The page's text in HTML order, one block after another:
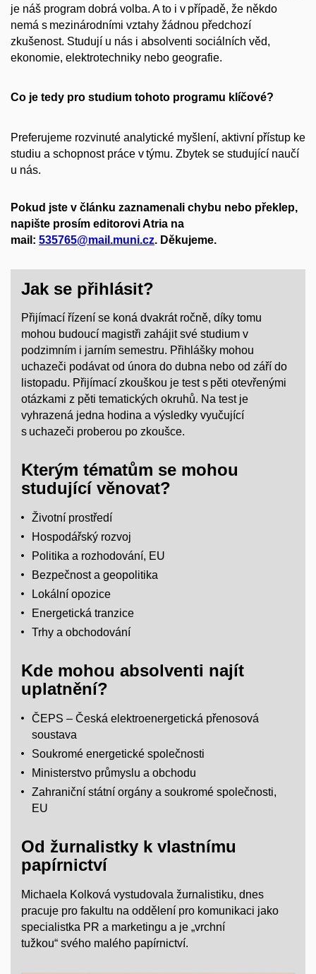
je náš program dobrá volba. A to i v případě, že někdo
nemá s mezinárodními vztahy žádnou předchozí
zkušenost. Studují u nás i absolventi sociálních věd,
ekonomie, elektrotechniky nebo geografie.
Co je tedy pro studium tohoto programu klíčové?
Preferujeme rozvinuté analytické myšlení, aktivní přístup ke
studiu a schopnost práce v týmu. Zbytek se studující naučí
u nás.
Pokud jste v článku zaznamenali chybu nebo překlep,
napište prosím editorovi Atria na
mail: 535765@mail.muni.cz. Děkujeme.
Jak se přihlásit?
Přijímací řízení se koná dvakrát ročně, díky tomu
mohou budoucí magistři zahájit své studium v
podzimním i jarním semestru. Přihlášky mohou
uchazeči podávat od února do dubna nebo od září do
listopadu. Přijímací zkouškou je test s pěti otevřenými
otázkami z pěti tematických okruhů. Na test je
vyhrazená jedna hodina a výsledky vyučující
s uchazeči proberou po zkoušce.
Kterým tématům se mohou
studující věnovat?
Životní prostředí
Hospodářský rozvoj
Politika a rozhodování, EU
Bezpečnost a geopolitika
Lokální opozice
Energetická tranzice
Trhy a obchodování
Kde mohou absolventi najít
uplatnění?
ČEPS – Česká elektroenergetická přenosová
soustava
Soukromé energetické společnosti
Ministerstvo průmyslu a obchodu
Zahraniční státní orgány a soukromé společnosti,
EU
Od žurnalistky k vlastnímu
papírnictví
Michaela Kolková vystudovala žurnalistiku, dnes
pracuje pro fakultu na oddělení pro komunikaci jako
specialistka PR a marketingu a je „vrchní
tužkou“ svého malého papírnictví.